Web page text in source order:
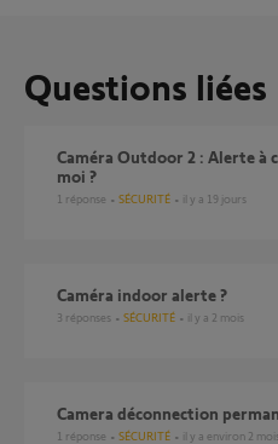
Questions liées
Caméra Outdoor 2 : Alerte à chaque fois que je rentre chez
moi ?
1 réponse SÉCURITÉ il y a 19 jours
Caméra indoor alerte ?
3 réponses SÉCURITÉ il y a 2 mois
Camera déconnection
1 réponse SÉCURITÉ il y a environ 2